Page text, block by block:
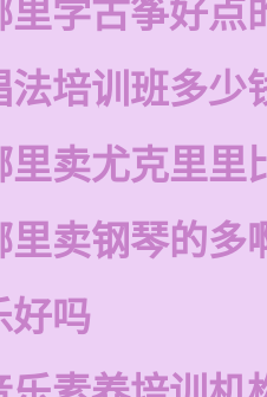
里学古筝好点
法培训班多少
里卖尤克里里
里卖钢琴的多
好吗